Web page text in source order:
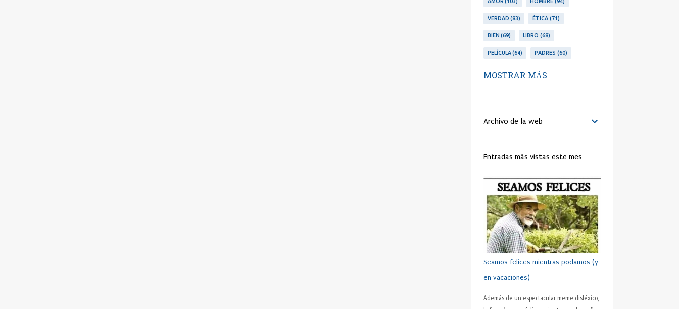
VERDAD 83 ÉTICA 71
BIEN 69 LIBRO 68
PELÍCULA 64 PADRES 60
PERSONA
BENEDICTO XVI 44
MATRIMONIO 44
RELIGIÓN 41 FAMILIA 40
TRABAJO 40 JÓVENES 39
IGLESIA 37 MORAL 37
SHAKESPEARE 35 DINERO 35
CRISTIANISMO 34 HUMANO 34
PRUDENCIA 34 METÁFORA 33
32 ADOLESCENTE 31
HOMBRES 31
MOSTRAR MÁS
Archivo de la web
Entradas más vistas este mes
Seamos felices mientras podamos (y
en vacaciones)
Además de un espectacular meme disléxico,